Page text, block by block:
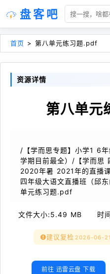
盘客吧
首页 > 第八单元练习题.pdf
资源详情
第八单元
/【学而思专题】小学1 6
学期目前最全）/【学而思
2020年暑 2021年的直播
四年级大语文直播班（邱
单元练习题.pdf
文件大小:5.49 MB 时
建议复检 2026-06-
前往 迅雷云盘 下载